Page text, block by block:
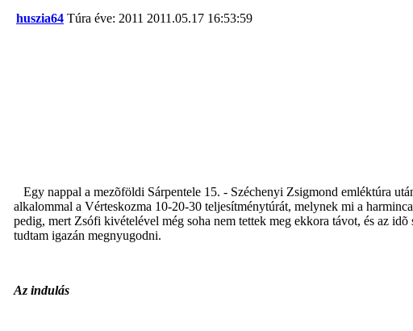
huszia64 Túra éve: 2011 2011.05.17 16:53:59
Egy nappal a mezõföldi Sárpentele 15. - Széchenyi Zsigmond emléktúra
alkalommal a Vérteskozma 10-20-30 teljesítménytúrát, melynek mi a
pedig, mert Zsófi kivételével még soha nem tettek meg ekkora távot, és az
tudtam igazán megnyugodni.
Az indulás